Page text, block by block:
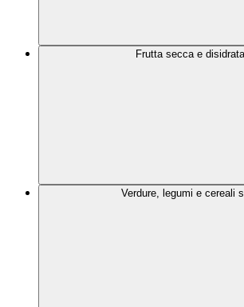
Frutta secca e
Verdure, legumi e cereali